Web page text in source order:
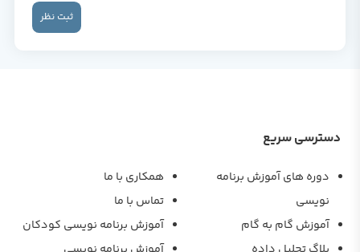
ثبت نظر
دسترسی سریع
دوره های آموزش برنامه
نویسی
آموزش گام به گام
همکاری با ما
تماس با ما
آموزش برنامه نویسی کودکان